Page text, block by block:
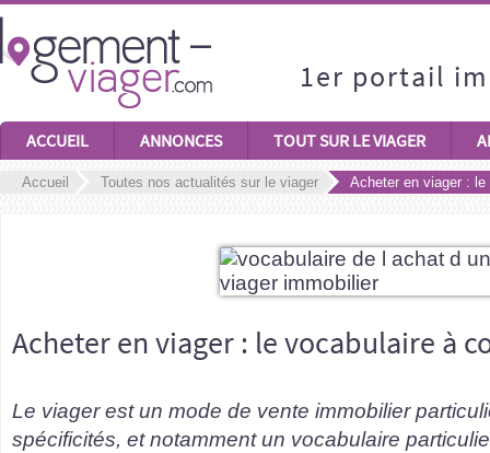
1er portail
ACCUEIL ANNONCES TOUT SUR LE VIAGER
Accueil Toutes nos actualités sur le viager Acheter en viager :
Acheter en viager : le vocabulaire à
Le viager est un mode de vente immobilier
spécificités, et notamment un vocabulaire